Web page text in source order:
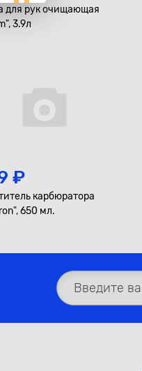
для рук очищающая
3.9л
₽
карбюратора
650 мл.